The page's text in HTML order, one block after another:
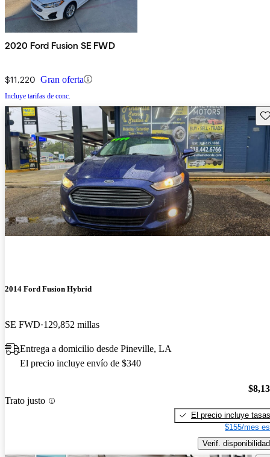
2020 Ford Fusion SE FWD
$11,220 Gran oferta
Incluye tarifas de conc.
2014 Ford Fusion Hybrid
SE FWD 129,852 millas
Entrega a domicilio desde Pineville, LA
El precio incluye envío de $340
Trato justo
El precio incluye tasas
$155/mes
Verif. disponibilidad